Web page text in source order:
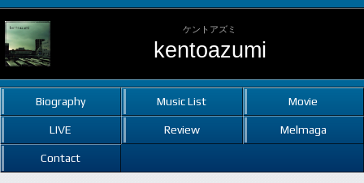
ケントアズミ
kentoazumi
Biography Music List Movie
LIVE Review Melmaga
Contact